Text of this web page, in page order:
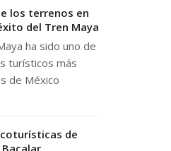
los terrenos en
del Tren Maya
ha sido uno de
turísticos más
de México
de